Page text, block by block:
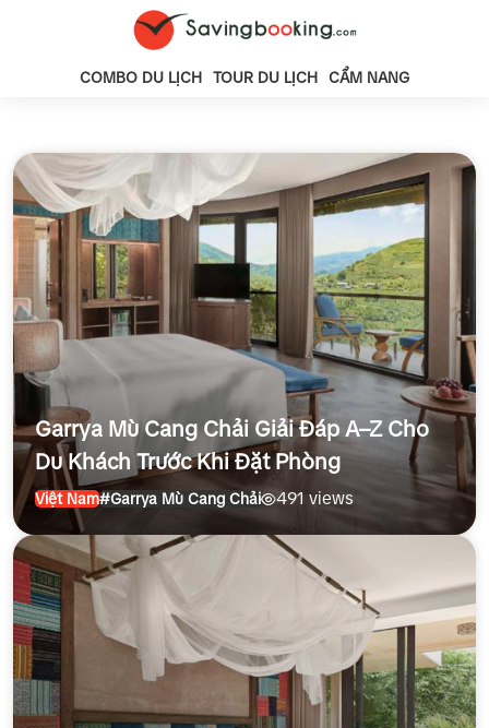
COMBO DU LỊCH TOUR DU LỊCH CẨM NANG
Garrya Mù Cang Chải Giải Đáp A–Z Cho
Du Khách Trước Khi Đặt Phòng
Việt Nam#Garrya Mù Cang Chải 491 views